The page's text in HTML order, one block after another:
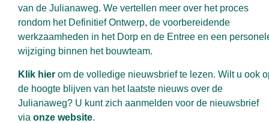
van de Julianaweg. We vertellen meer over het proces
rondom het Definitief Ontwerp, de voorbereidende
werkzaamheden in het Dorp en de Entree en een
wijziging binnen het bouwteam.
Klik hier om de volledige nieuwsbrief te lezen. Wilt u ook
de hoogte blijven van het laatste nieuws over de
Julianaweg? U kunt zich aanmelden voor de nieuwsbrief
via onze website.